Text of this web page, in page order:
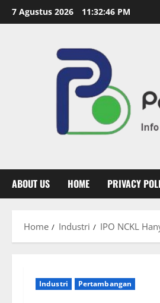
7 Agustus 2026 11:32:47 PM
ABOUT US HOME PRIVACY
Home Industri IPO NCKL
Industri Pertambangan